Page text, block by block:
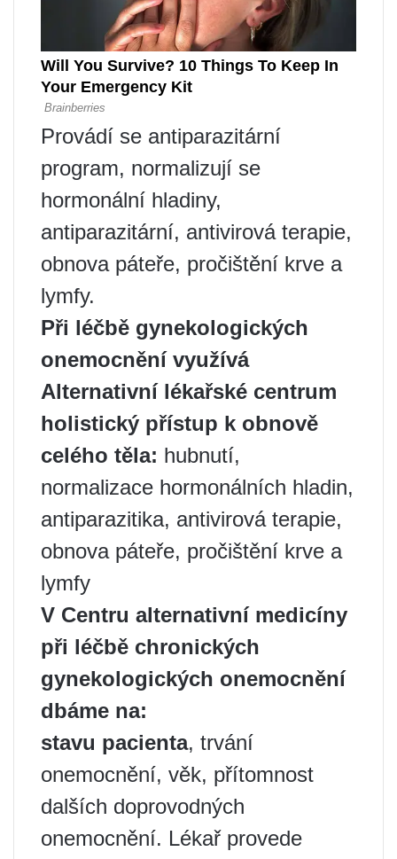
Provádí se antiparazitární
program, normalizují se
hormonální hladiny,
antiparazitární, antivirová terapie,
obnova páteře, pročištění krve a
lymfy.
Při léčbě gynekologických
onemocnění využívá
Alternativní lékařské centrum
holistický přístup k obnově
celého těla: hubnutí,
normalizace hormonálních hladin,
antiparazitika, antivirová terapie,
obnova páteře, pročištění krve a
lymfy
V Centru alternativní medicíny
při léčbě chronických
gynekologických onemocnění
dbáme na:
stavu pacienta, trvání
onemocnění, věk, přítomnost
dalších doprovodných
onemocnění. Lékař provede